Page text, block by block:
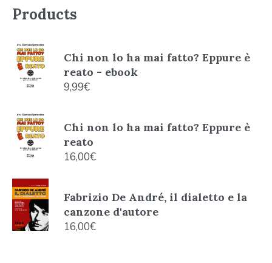
Products
Chi non lo ha mai fatto? Eppure è
reato - ebook
9,99€
Chi non lo ha mai fatto? Eppure è
reato
16,00€
Fabrizio De André, il dialetto e la
canzone d'autore
16,00€